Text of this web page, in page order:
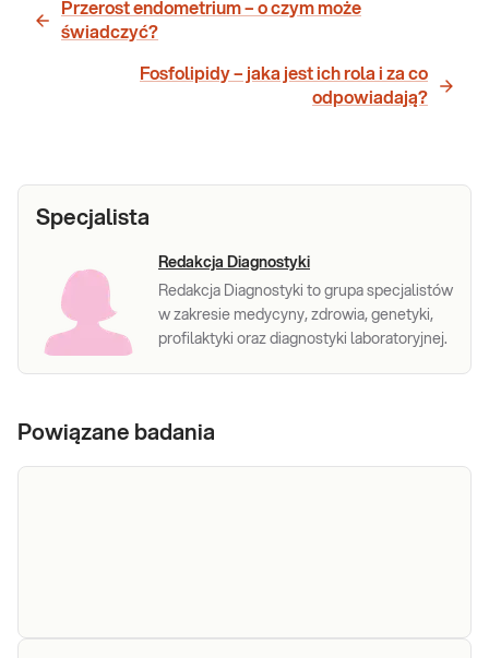
Przerost endometrium – o czym może
świadczyć?
Fosfolipidy – jaka jest ich rola i za co
odpowiadają?
Specjalista
Redakcja Diagnostyki
Redakcja Diagnostyki to grupa specjalistów
w zakresie medycyny, zdrowia, genetyki,
profilaktyki oraz diagnostyki laboratoryjnej.
Powiązane badania